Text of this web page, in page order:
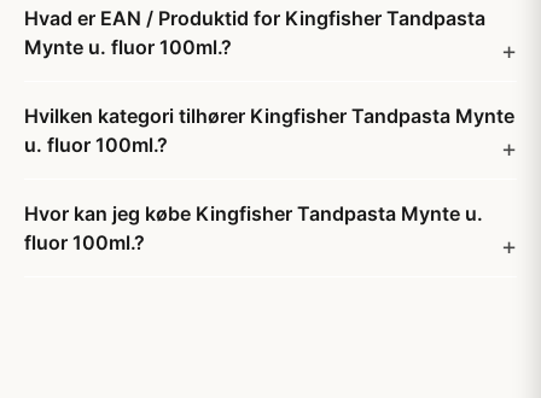
Hvad er EAN / Produktid for Kingfisher Tandpasta
Mynte u. fluor 100ml.?
Hvilken kategori tilhører Kingfisher Tandpasta Mynte
u. fluor 100ml.?
Hvor kan jeg købe Kingfisher Tandpasta Mynte u.
fluor 100ml.?